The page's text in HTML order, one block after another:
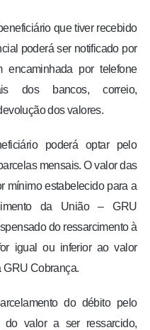
que tiver recebido
poderá ser notificado por
encaminhada por telefone
dos bancos, correio,
dos valores.
poderá optar pelo
mensais. O valor das
mínimo estabelecido para a
da União – GRU
do ressarcimento à
igual ou inferior ao valor
GRU Cobrança.
do débito pelo
do valor a ser ressarcido,